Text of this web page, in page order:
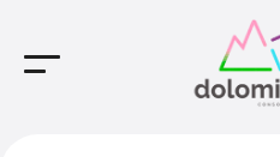
Main Navigation